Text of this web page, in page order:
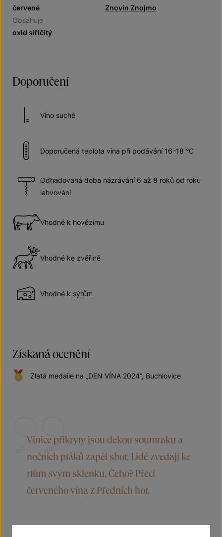
červené
Znovín Znojmo
Obsahuje
oxid siřičitý
Doporučení
Víno suché
Doporučená teplota vína při podávání 16–18 °C
Odhadovaná doba názrávání 6 až 8 roků od roku
lahvování
Vhodné k hovězímu
Vhodné ke zvěřině
Vhodné k sýrům
Získaná ocenění
Zlatá medaile na „DEN VÍNA 2024“, Buchlovice
Vinice přikryty jsou dekou soumraku a
nočních ptáků zapěl sbor. Lidé zvedají ke
rtům svým sklenku. Čeho? Přeci
červeného vína z Předních hor.